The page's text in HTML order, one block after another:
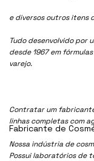
e diversos outros itens
Tudo desenvolvido por
desde 1967 em
varejo.
Contratar um
linhas completas com
Nossa indústria de
Possui laboratórios de
Fabricante de